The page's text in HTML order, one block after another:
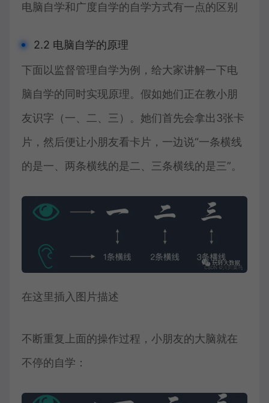
电脑自学和广度自学的自学方式有一点的区别
2.2 电脑自学的原理
下面以监督管理自学为例，给大家讲解一下电
脑自学的同时实现原理。假如她们正在教小朋
友识字（一、二、三）。她们首先会拿出3张卡
片，然后便让小朋友看卡片，一边说“一条横线
的是一、两条横线的是二、三条横线的是三”。
在这里插入图片描述
不断重复上面的操作过程，小朋友的大脑就在
不停的自学：